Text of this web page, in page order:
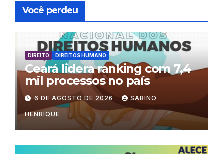
Você perdeu
DIREITO DIREITOS HUMANO
Ceará lidera ranking com 7,4
mil processos no país
6 DE AGOSTO DE 2026 SABINO
HENRIQUE